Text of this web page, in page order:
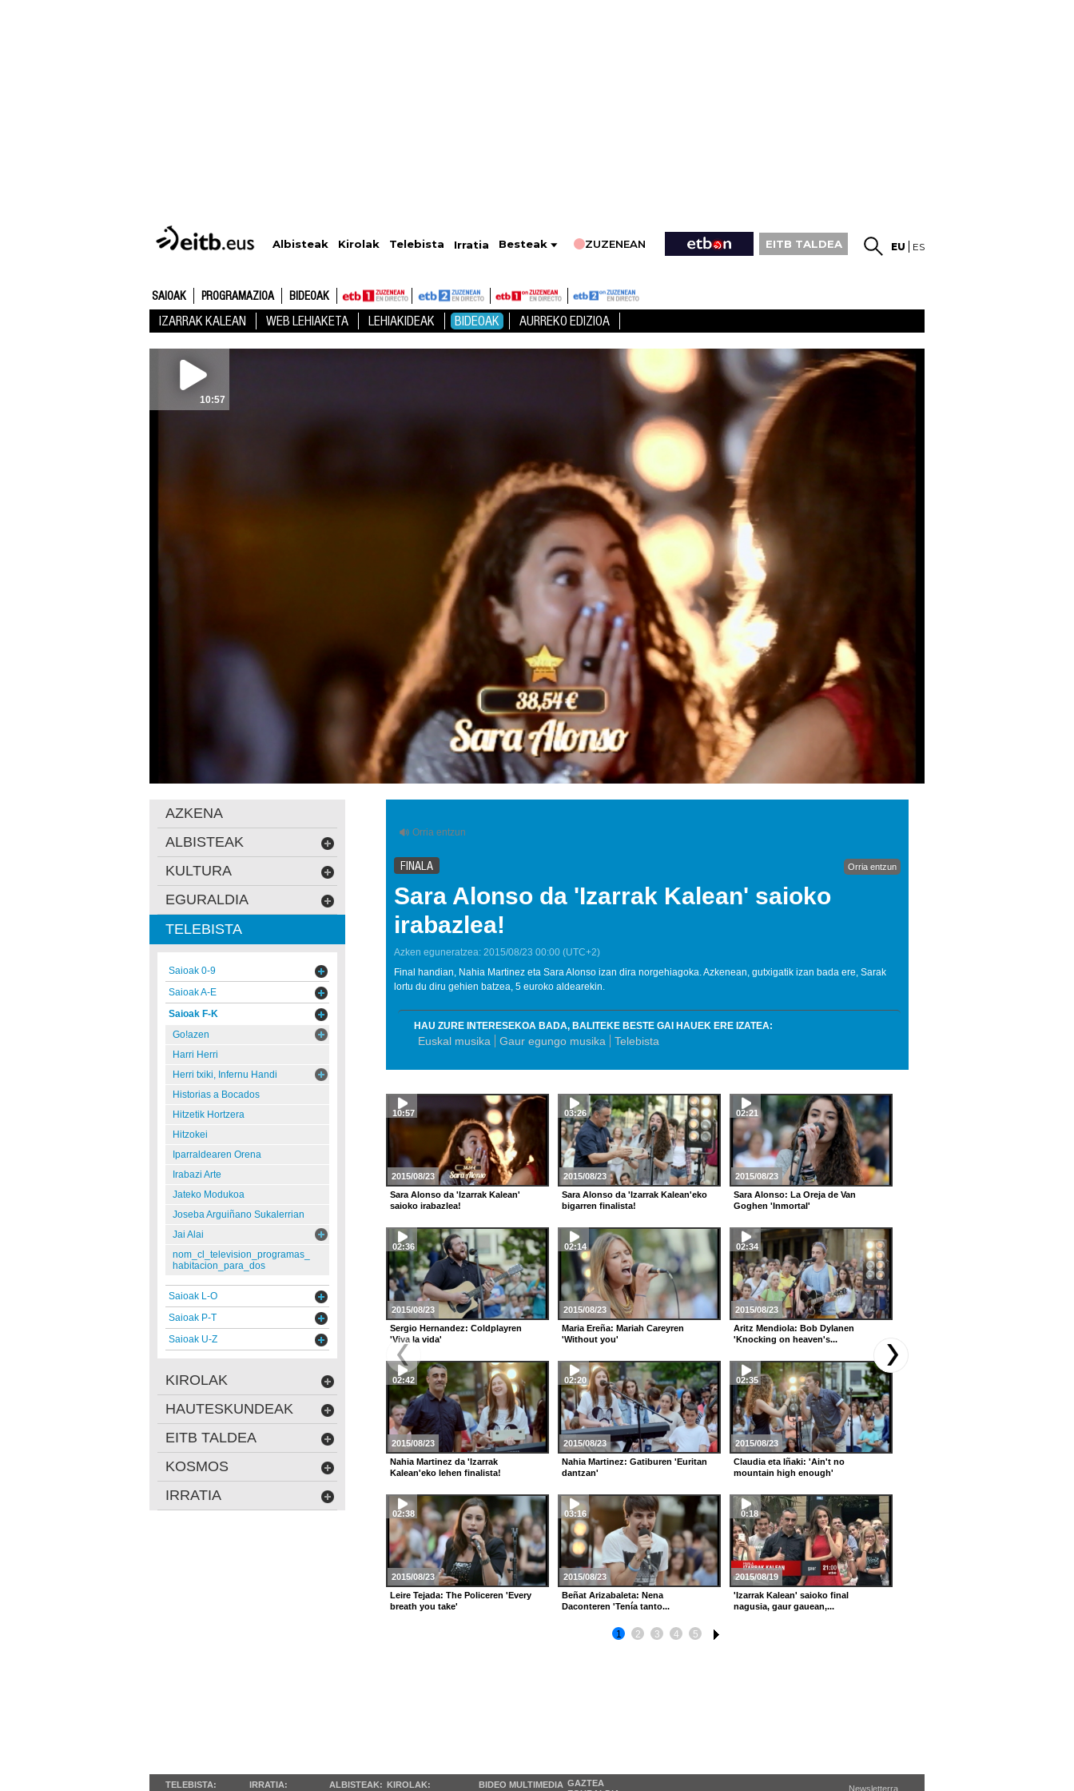
Albisteak Kirolak Telebista Irratia Besteak ZUZENEAN EITB TALDEA EU ES
SAIOAK PROGRAMAZIOA BIDEOAK
IZARRAK KALEAN WEB LEHIAKETA LEHIAKIDEAK BIDEOAK AURREKO EDIZIOA
10:57
FINALA Orria entzun
Sara Alonso da 'Izarrak Kalean' saioko
irabazlea!
Azken eguneratzea: 2015/08/23 00:00 (UTC+2)
Final handian, Nahia Martinez eta Sara Alonso izan dira norgehiagoka. Azkenean, gutxigatik izan bada ere, Sarak
lortu du diru gehien batzea, 5 euroko aldearekin.
HAU ZURE INTERESEKOA BADA, BALITEKE BESTE GAI HAUEK ERE IZATEA:
Euskal musika Gaur egungo musika Telebista
AZKENA
ALBISTEAK
KULTURA
EGURALDIA
TELEBISTA
Saioak 0-9
Saioak A-E
Saioak F-K
Go!azen
Harri Herri
Herri txiki, Infernu Handi
Historias a Bocados
Hitzetik Hortzera
Hitzokei
Iparraldearen Orena
Irabazi Arte
Jateko Modukoa
Joseba Arguiñano Sukalerrian
Jai Alai
nom_cl_television_programas_
habitacion_para_dos
Saioak L-O
Saioak P-T
Saioak U-Z
KIROLAK
HAUTESKUNDEAK
EITB TALDEA
KOSMOS
IRRATIA
2015/08/23
10:57
Sara Alonso da 'Izarrak Kalean'
saioko irabazlea!
2015/08/23
03:26
Sara Alonso da 'Izarrak Kalean'eko
bigarren finalista!
2015/08/23
02:21
Sara Alonso: La Oreja de Van
Goghen 'Inmortal'
2015/08/23
02:36
Sergio Hernandez: Coldplayren
'Viva la vida'
2015/08/23
02:14
Maria Ereña: Mariah Careyren
'Without you'
2015/08/23
02:34
Aritz Mendiola: Bob Dylanen
'Knocking on heaven's...
2015/08/23
02:42
Nahia Martinez da 'Izarrak
Kalean'eko lehen finalista!
2015/08/23
02:20
Nahia Martinez: Gatiburen 'Euritan
dantzan'
2015/08/23
02:35
Claudia eta Iñaki: 'Ain't no
mountain high enough'
2015/08/23
02:38
Leire Tejada: The Policeren 'Every
breath you take'
2015/08/23
03:16
Beñat Arizabaleta: Nena
Daconteren 'Tenía tanto...
2015/08/19
0:18
'Izarrak Kalean' saioko final
nagusia, gaur gauean,...
1 2 3 4 5
TELEBISTA: IRRATIA: ALBISTEAK: KIROLAK: BIDEO MULTIMEDIA GAZTEA
Newsletterra